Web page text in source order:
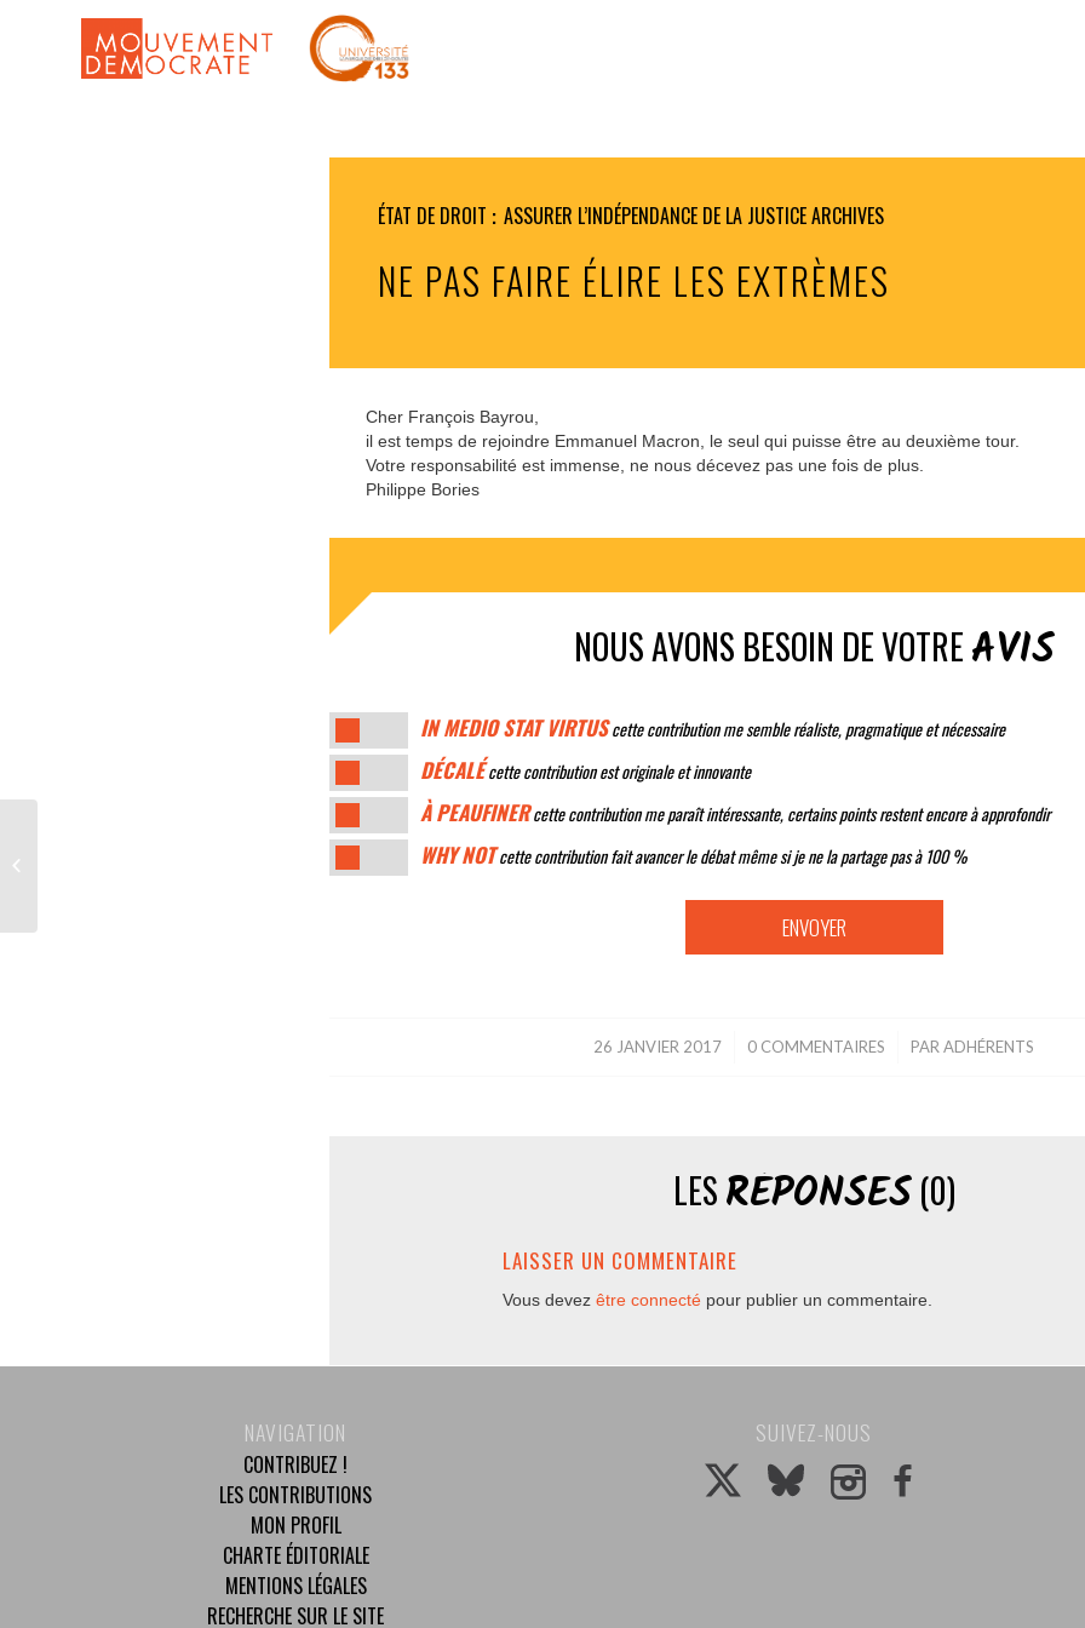
ÉTAT DE DROIT ASSURER L’INDÉPENDANCE DE LA JUSTICEARCHIVES
NE PAS FAIRE ÉLIRE LES EXTRÈMES
Cher François Bayrou,
il est temps de rejoindre Emmanuel Macron, le seul qui puisse être au deuxième tour.
Votre responsabilité est immense, ne nous décevez pas une fois de plus.
Philippe Bories
NOUS AVONS BESOIN DE VOTREAVIS
IN MEDIO STAT VIRTUScette contribution me semble réaliste, pragmatique et nécessaire
DÉCALÉcette contribution est originale et innovante
À PEAUFINERcette contribution me paraît intéressante, certains points restent encore à approfondir
WHY NOTcette contribution fait avancer le débat même si je ne la partage pas à 100 %
26 JANVIER 2017
/ 0 COMMENTAIRES
/ PAR ADHÉRENTS
LESRÉPONSES(0)
LAISSER UN COMMENTAIRE
Vous devez être connectépour publier un commentaire.
NAVIGATION
CONTRIBUEZ !
LES CONTRIBUTIONS
MON PROFIL
CHARTE ÉDITORIALE
MENTIONS LÉGALES
RECHERCHE SUR LE SITE
SUIVEZ-NOUS